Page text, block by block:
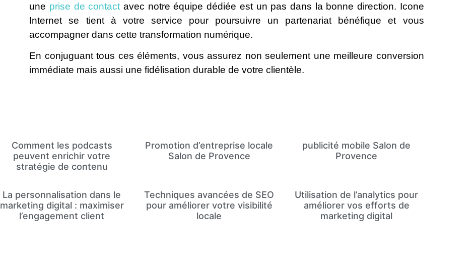
une prise de contact avec notre équipe dédiée est un pas dans la bonne direction. Icone
Internet se tient à votre service pour poursuivre un partenariat bénéfique et vous
accompagner dans cette transformation numérique.
En conjuguant tous ces éléments, vous assurez non seulement une meilleure conversion
immédiate mais aussi une fidélisation durable de votre clientèle.
Comment les podcasts
peuvent enrichir votre
stratégie de contenu
Promotion d’entreprise locale
Salon de Provence
publicité mobile Salon de
Provence
La personnalisation dans le
marketing digital : maximiser
l’engagement client
Techniques avancées de SEO
pour améliorer votre visibilité
locale
Utilisation de l’analytics pour
améliorer vos efforts de
marketing digital